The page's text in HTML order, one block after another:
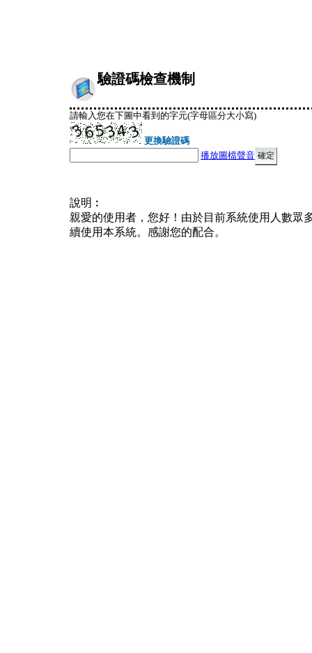
驗證碼檢查機制
請輸入您在下圖中看到的字元(字母區分大小寫)
更換驗證碼
播放圖檔聲音
說明︰
親愛的使用者，您好！由於目前系統使用人數眾
續使用本系統。感謝您的配合。